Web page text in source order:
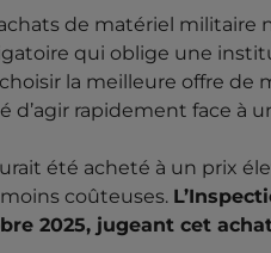
de matériel militaire
qui oblige une
la meilleure offre
d’agir rapidement face à
été acheté à un prix
coûteuses.
2025, jugeant cet